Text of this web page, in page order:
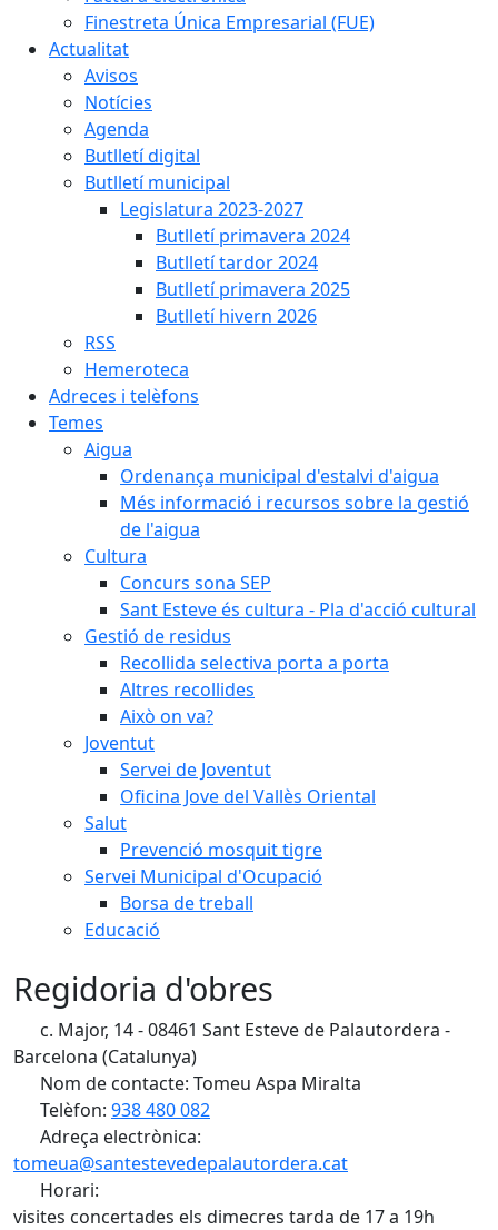
Finestreta Única Empresarial (FUE)
Actualitat
Avisos
Notícies
Agenda
Butlletí digital
Butlletí municipal
Legislatura 2023-2027
Butlletí primavera 2024
Butlletí tardor 2024
Butlletí primavera 2025
Butlletí hivern 2026
RSS
Hemeroteca
Adreces i telèfons
Temes
Aigua
Ordenança municipal d'estalvi d'aigua
Més informació i recursos sobre la gestió
de l'aigua
Cultura
Concurs sona SEP
Sant Esteve és cultura - Pla d'acció cultural
Gestió de residus
Recollida selectiva porta a porta
Altres recollides
Això on va?
Joventut
Servei de Joventut
Oficina Jove del Vallès Oriental
Salut
Prevenció mosquit tigre
Servei Municipal d'Ocupació
Borsa de treball
Educació
Regidoria d'obres
c. Major, 14 - 08461 Sant Esteve de Palautordera -
Barcelona (Catalunya)
Nom de contacte: Tomeu Aspa Miralta
Telèfon: 938 480 082
Adreça electrònica:
tomeua@santestevedepalautordera.cat
Horari:
visites concertades els dimecres tarda de 17 a 19h